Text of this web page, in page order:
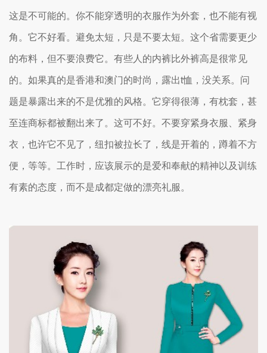
这是不可能的。你不能穿透明的衣服作为外套，也不能有视
角。它不好看。避免太短，只是不要太短。这个省需要更少
的布料，但不要浪费它。有些人的内裤比外裤高是很常见
的。如果真的是香港和澳门的时尚，露出t恤，没关系。问
题是暴露出来的不是优雅的风格。它穿得很薄，有枕套，甚
至连商标都被翻出来了。这可不好。不要穿紧身衣服、紧身
衣，也许它不见了，纽扣被拉长了，线是开着的，蹲着不方
便，等等。工作时，应该展示的是爱和奉献的精神以及训练
有素的态度，而不是成都定做的漂亮礼服。